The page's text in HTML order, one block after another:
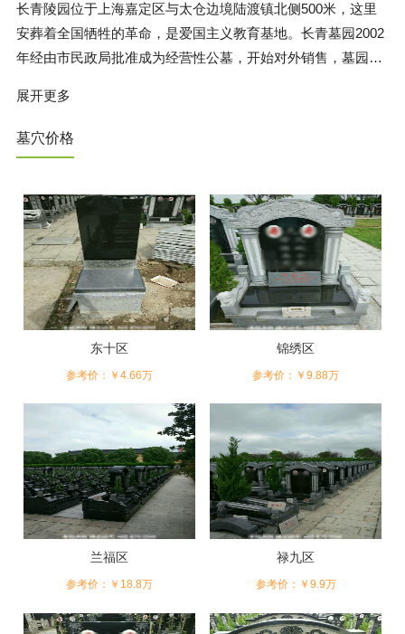
长青陵园位于上海嘉定区与太仓边境陆渡镇北侧500米，这里
安葬着全国牺牲的革命，是爱国主义教育基地。长青墓园2002
年经由市民政局批准成为经营性公墓，开始对外销售，墓园一
以及艺术墓型。整个墓园环境优美，交通便捷，人文荟萃，地
理位置得天独厚。长青墓园与千年古寺崇恩寺相毗邻，可晨听
佛钟响，晚闻诵经声！是一块让生者慰藉、逝者安息的风水宝
平坦，有蕰藻浜、练祁河、娄塘河横卧东西，直通长江和黄浦
江；盐铁塘、横沥、罗蕰河纵贯南北，与吴淞江、浏河相连。
与之相邻的太仓，则是南与国际大都市上海接壤，西与人间天
堂苏州为邻，自古以来就是“鱼米之乡”，素有“锦绣江南金太
仓”之美誉，其地理位置得天独厚。太仓不仅是上海的后花园，
更是一个人文荟萃，文化底蕴深厚的历史名城，曾出了3名状
元、314名进士和803名举人。长青陵园就建在陆渡镇这一片富
于历史文化内涵和自然风光之美的土地上，一方面考虑到运用
展开更多
墓穴价格
东十区
参考价：￥4.66万
锦绣区
参考价：￥9.88万
兰福区
参考价：￥18.8万
禄九区
参考价：￥9.9万